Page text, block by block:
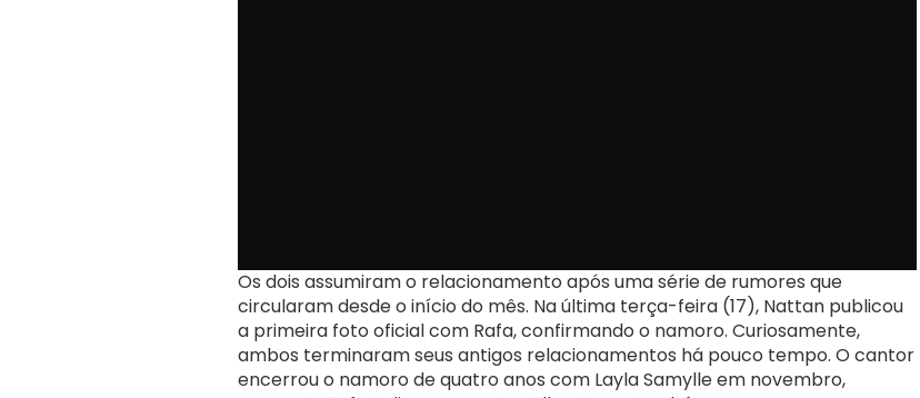
Os dois assumiram o relacionamento após uma série de rumores que
circularam desde o início do mês. Na última terça-feira (17), Nattan publicou
a primeira foto oficial com Rafa, confirmando o namoro. Curiosamente,
ambos terminaram seus antigos relacionamentos há pouco tempo. O cantor
encerrou o namoro de quatro anos com Layla Samylle em novembro,